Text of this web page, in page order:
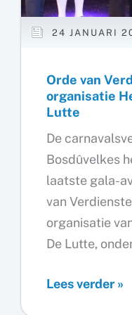
24 JANUARI
Orde van
organisatie
Lutte
De
Bosdûvelkes
laatste gala-
van
organisatie
De Lutte,
Orde
Lees verder »